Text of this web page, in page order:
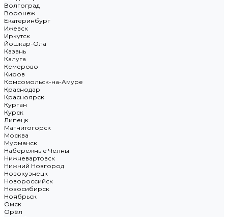
Волгоград
Воронеж
Екатеринбург
Ижевск
Иркутск
Йошкар-Ола
Казань
Калуга
Кемерово
Киров
Комсомольск-на-Амуре
Краснодар
Красноярск
Курган
Курск
Липецк
Магнитогорск
Москва
Мурманск
Набережные Челны
Нижневартовск
Нижний Новгород
Новокузнецк
Новороссийск
Новосибирск
Ноябрьск
Омск
Орёл